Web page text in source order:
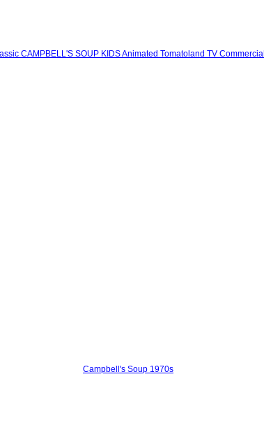
CAMPBELL'S SOUP KIDS Animated Tomatoland TV Commercial
Campbell's Soup 1970s